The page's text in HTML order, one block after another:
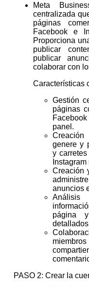
Meta
centralizada
páginas
Facebook e
Proporciona
publicar
publicar
colaborar con
Características
Gestión
páginas
panel.
genere y
y
Creación
anuncios
página
PASO 2: Crear la